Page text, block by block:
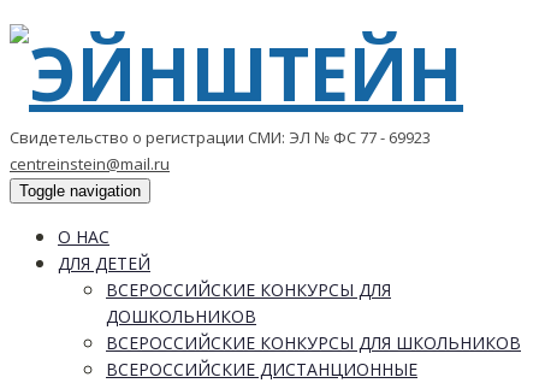
Свидетельство о регистрации СМИ: ЭЛ № ФС 77 - 69923
centreinstein@mail.ru
Toggle navigation
О НАС
ДЛЯ ДЕТЕЙ
ВСЕРОССИЙСКИЕ КОНКУРСЫ ДЛЯ
ДОШКОЛЬНИКОВ
ВСЕРОССИЙСКИЕ КОНКУРСЫ ДЛЯ ШКОЛЬНИКОВ
ВСЕРОССИЙСКИЕ ДИСТАНЦИОННЫЕ